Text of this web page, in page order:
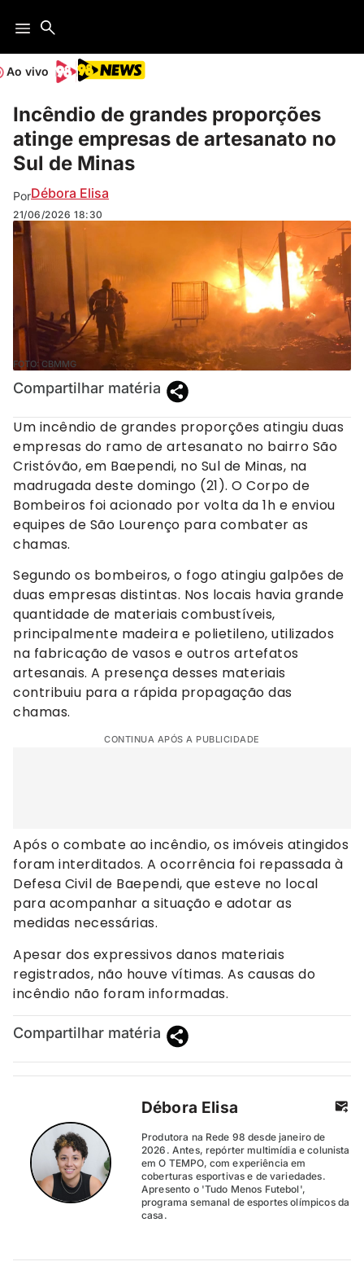
Ao vivo
Incêndio de grandes proporções
atinge empresas de artesanato no
Sul de Minas
PorDébora Elisa
21/06/2026 18:30
FOTO: CBMMG
Compartilhar matéria
Um incêndio de grandes proporções atingiu duas
empresas do ramo de artesanato no bairro São
Cristóvão, em Baependi, no Sul de Minas, na
madrugada deste domingo (21). O Corpo de
Bombeiros foi acionado por volta da 1h e enviou
equipes de São Lourenço para combater as
chamas.
Segundo os bombeiros, o fogo atingiu galpões de
duas empresas distintas. Nos locais havia grande
quantidade de materiais combustíveis,
principalmente madeira e polietileno, utilizados
na fabricação de vasos e outros artefatos
artesanais. A presença desses materiais
contribuiu para a rápida propagação das
chamas.
CONTINUA APÓS A PUBLICIDADE
Após o combate ao incêndio, os imóveis atingidos
foram interditados. A ocorrência foi repassada à
Defesa Civil de Baependi, que esteve no local
para acompanhar a situação e adotar as
medidas necessárias.
Apesar dos expressivos danos materiais
registrados, não houve vítimas. As causas do
incêndio não foram informadas.
Compartilhar matéria
Débora Elisa
Produtora na Rede 98 desde janeiro de
2026. Antes, repórter multimídia e colunista
em O TEMPO, com experiência em
coberturas esportivas e de variedades.
Apresento o 'Tudo Menos Futebol',
programa semanal de esportes olímpicos da
casa.